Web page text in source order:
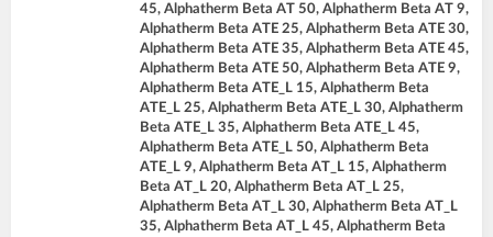
45, Alphatherm Beta AT 50, Alphatherm Beta AT 9,
Alphatherm Beta ATE 25, Alphatherm Beta ATE 30,
Alphatherm Beta ATE 35, Alphatherm Beta ATE 45,
Alphatherm Beta ATE 50, Alphatherm Beta ATE 9,
Alphatherm Beta ATE_L 15, Alphatherm Beta
ATE_L 25, Alphatherm Beta ATE_L 30, Alphatherm
Beta ATE_L 35, Alphatherm Beta ATE_L 45,
Alphatherm Beta ATE_L 50, Alphatherm Beta
ATE_L 9, Alphatherm Beta AT_L 15, Alphatherm
Beta AT_L 20, Alphatherm Beta AT_L 25,
Alphatherm Beta AT_L 30, Alphatherm Beta AT_L
35, Alphatherm Beta AT_L 45, Alphatherm Beta